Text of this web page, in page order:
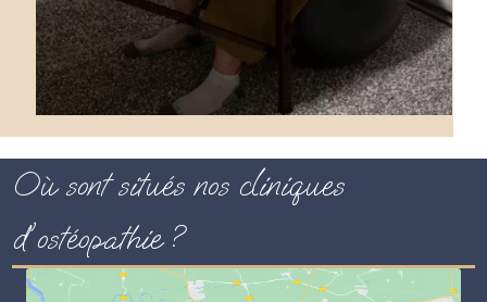
Où sont situés nos cliniques
d'ostéopathie ?